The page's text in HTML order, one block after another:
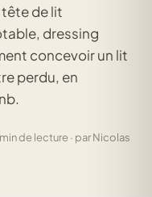
de lit
dressing
concevoir un lit
perdu, en
de lecture · par Nicolas